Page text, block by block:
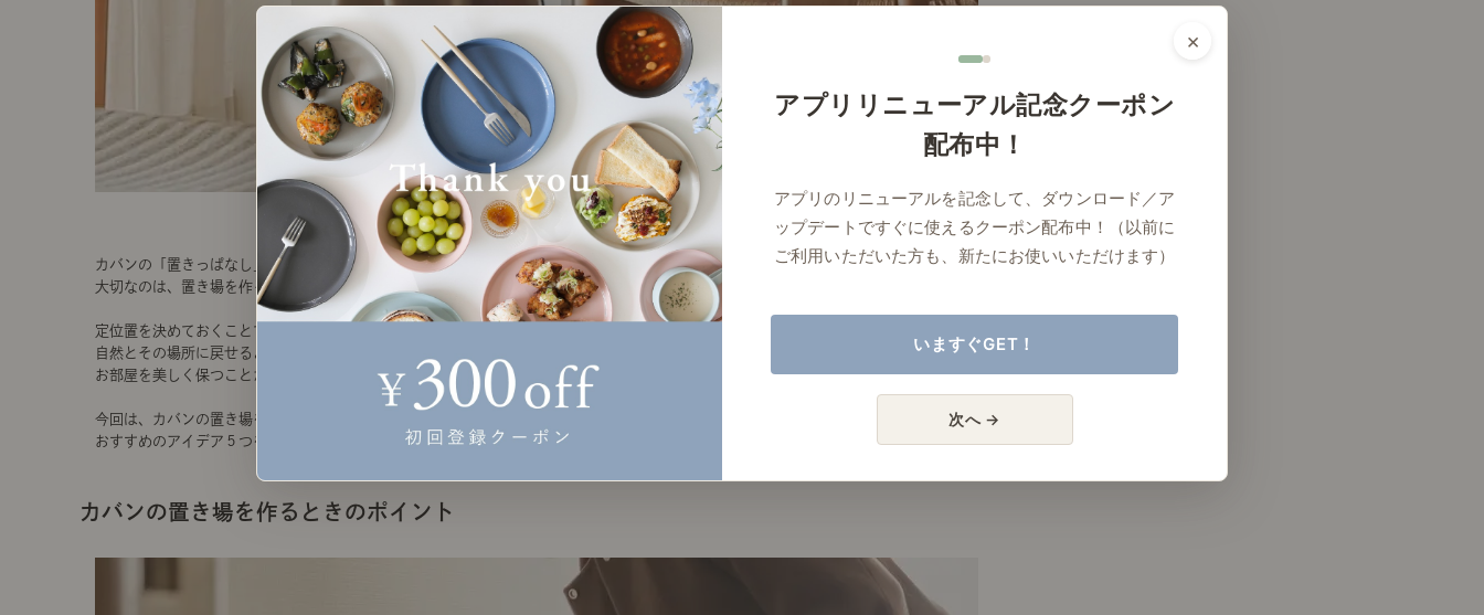
カバンの「置きっぱなし」を防止するために
大切なのは、置き場を作ること。
定位置を決めておくことで、
自然とその場所に戻せるようになり
お部屋を美しく保つことができます。
今回は、カバンの置き場を作るときのポイントと、
おすすめのアイデア５つをご紹介します。
カバンの置き場を作るときのポイント
×
アプリリニューアル記念クーポン
配布中！
アプリのリニューアルを記念して、ダウンロード／ア
ップデートですぐに使えるクーポン配布中！（以前に
ご利用いただいた方も、新たにお使いいただけます）
いますぐGET！
次へ →